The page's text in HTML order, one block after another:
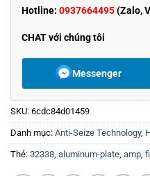
Hotline: 0937664495(Zalo,
CHAT với chúng tôi
Messenger
SKU: 6cdc84d01459
Danh mục: Anti-Seize Technology,
Thẻ: 32338, aluminum-plate, amp,